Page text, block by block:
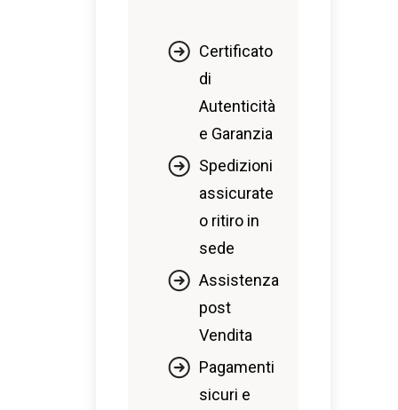
Certificato
di
Autenticità
e Garanzia
Spedizioni
assicurate
o ritiro in
sede
Assistenza
post
Vendita
Pagamenti
sicuri e